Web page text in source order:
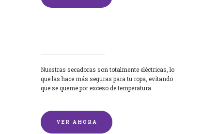
Nuestras secadoras son totalmente eléctricas, lo
que las hace más seguras para tu ropa, evitando
que se queme por exceso de temperatura.
VER AHORA